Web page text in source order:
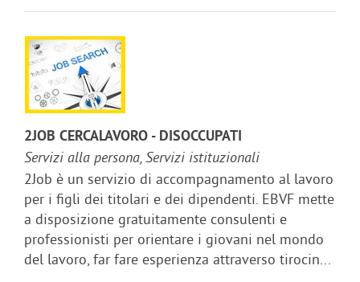
2JOB CERCALAVORO - DISOCCUPATI
Servizi alla persona, Servizi istituzionali
2Job è un servizio di accompagnamento al lavoro
per i figli dei titolari e dei dipendenti. EBVF mette
a disposizione gratuitamente consulenti e
professionisti per orientare i giovani nel mondo
del lavoro, far fare esperienza attraverso tirocin...